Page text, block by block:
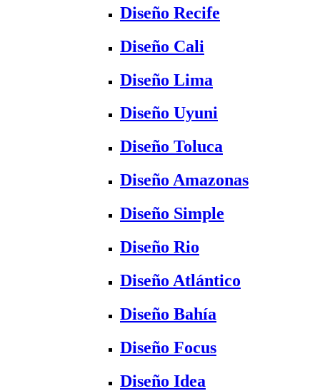
Diseño Recife
Diseño Cali
Diseño Lima
Diseño Uyuni
Diseño Toluca
Diseño Amazonas
Diseño Simple
Diseño Rio
Diseño Atlántico
Diseño Bahía
Diseño Focus
Diseño Idea